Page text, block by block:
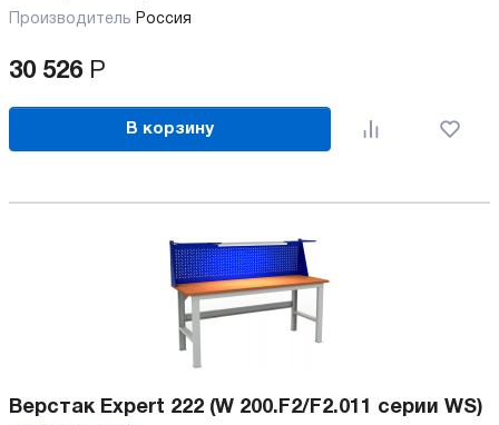
Производитель Россия
30 526 Р
В корзину
Верстак Expert 222 (W 200.F2/F2.011 серии WS)